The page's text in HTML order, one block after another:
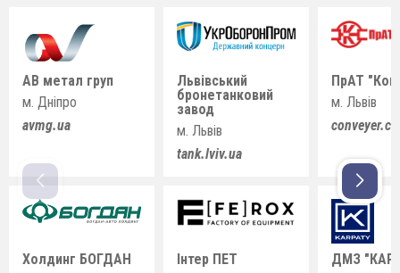
АВ метал груп
м. Дніпро
avmg.ua
Холдинг БОГДАН
Львівський
бронетанковий
завод
м. Львів
tank.lviv.ua
Інтер ПЕТ
ПрАТ
м. Львів
ДМЗ